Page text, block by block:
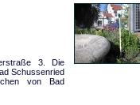
3. Die
Schussenried
von Bad